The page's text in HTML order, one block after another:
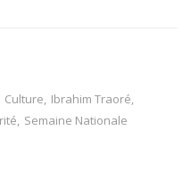
Culture Ibrahim Traoré
Semaine Nationale